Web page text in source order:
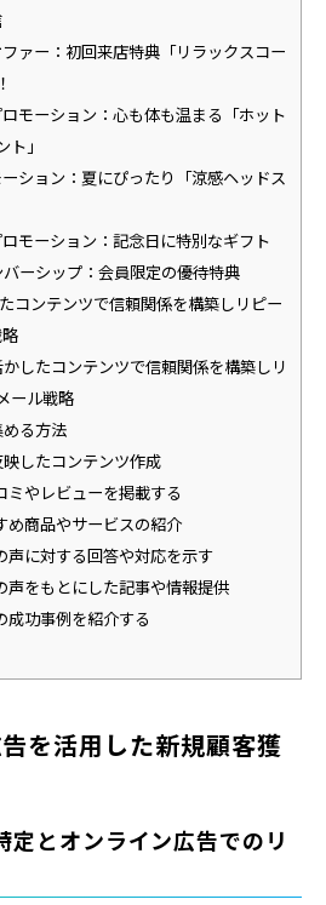
ファー：初回来店特典「リラックスコー
ロモーション：心も体も温まる「ホット
ト」
ション：夏にぴったり「涼感ヘッドス
ロモーション：記念日に特別なギフト
ーシップ：会員限定の優待特典
コンテンツで信頼関係を構築しリピー
したコンテンツで信頼関係を構築しリ
ール戦略
める方法
したコンテンツ作成
ミやレビューを掲載する
め商品やサービスの紹介
声に対する回答や対応を示す
声をもとにした記事や情報提供
成功事例を紹介する
を活用した新規顧客獲
定とオンライン広告でのリ